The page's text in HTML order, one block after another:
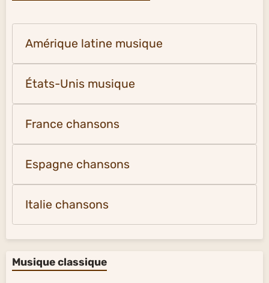
Amérique latine musique
États-Unis musique
France chansons
Espagne chansons
Italie chansons
Musique classique